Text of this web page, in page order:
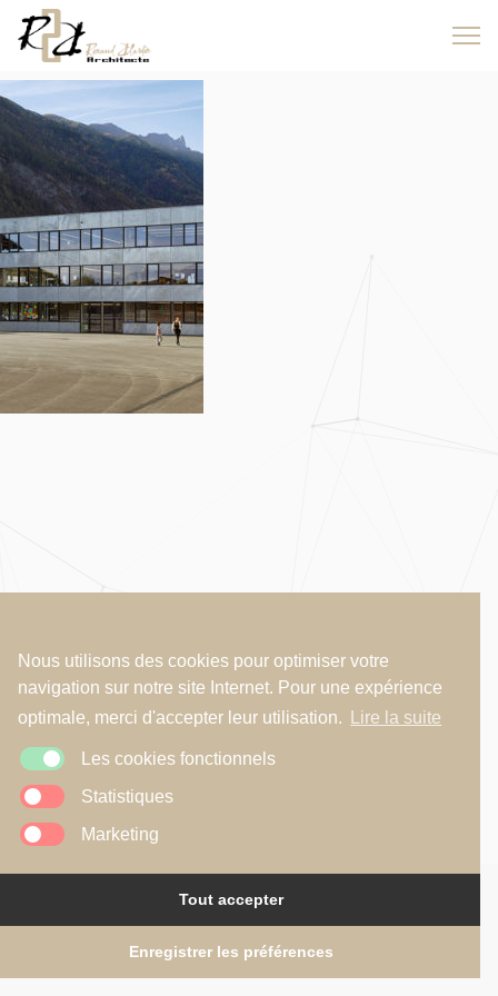
Nous utilisons des cookies pour optimiser votre
navigation sur notre site Internet. Pour une expérience
optimale, merci d'accepter leur utilisation.
Lire la suite
Les cookies fonctionnels
Statistiques
Marketing
Tout accepter
Enregistrer les préférences
block-urbain
Copyright © 2026R2A - Renaud Alardin Architecte
Mentions légales•Politique de confidentialité•Politique de cookies
Website by
Illucom